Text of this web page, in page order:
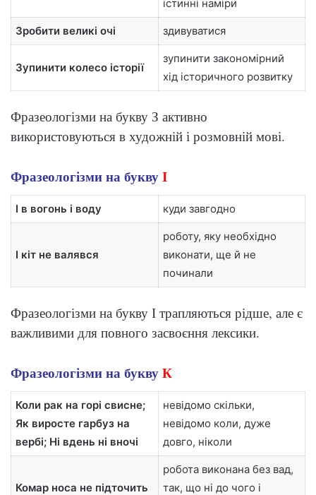
істинні наміри
Зробити великі очі здивуватися
Зупинити колесо історії
зупинити закономірний
хід історичного розвитку
Фразеологізми на букву З активно
використовуються в художній і розмовній мові.
Фразеологізми на буквуІ
І в вогонь і воду куди завгодно
І кіт не валявся
роботу, яку необхідно
виконати, ще й не
починали
Фразеологізми на букву І трапляються рідше, але є
важливими для повного засвоєння лексики.
Фразеологізми на буквуК
Коли рак на горі свисне;
Як виросте гарбуз на
вербі; Ні вдень ні вночі
невідомо скільки,
невідомо коли, дуже
довго, ніколи
Комар носа не підточить
робота виконана без вад,
так, що ні до чого і